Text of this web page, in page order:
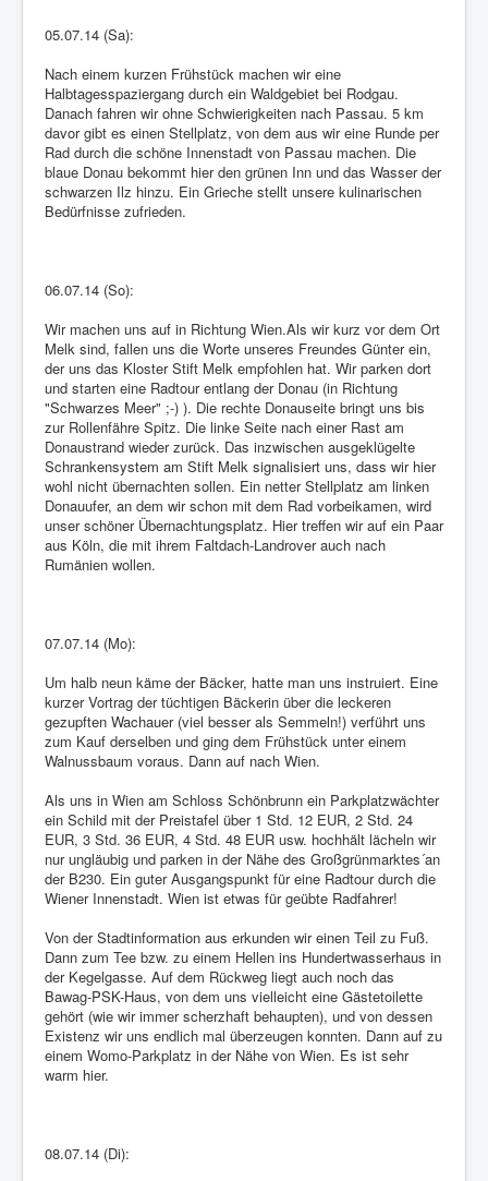
05.07.14 (Sa):
Nach einem kurzen Frühstück machen wir eine
Halbtagesspaziergang durch ein Waldgebiet bei Rodgau.
Danach fahren wir ohne Schwierigkeiten nach Passau. 5 km
davor gibt es einen Stellplatz, von dem aus wir eine Runde per
Rad durch die schöne Innenstadt von Passau machen. Die
blaue Donau bekommt hier den grünen Inn und das Wasser der
schwarzen Ilz hinzu. Ein Grieche stellt unsere kulinarischen
Bedürfnisse zufrieden.
06.07.14 (So):
Wir machen uns auf in Richtung Wien.Als wir kurz vor dem Ort
Melk sind, fallen uns die Worte unseres Freundes Günter ein,
der uns das Kloster Stift Melk empfohlen hat. Wir parken dort
und starten eine Radtour entlang der Donau (in Richtung
"Schwarzes Meer" ;-) ). Die rechte Donauseite bringt uns bis
zur Rollenfähre Spitz. Die linke Seite nach einer Rast am
Donaustrand wieder zurück. Das inzwischen ausgeklügelte
Schrankensystem am Stift Melk signalisiert uns, dass wir hier
wohl nicht übernachten sollen. Ein netter Stellplatz am linken
Donauufer, an dem wir schon mit dem Rad vorbeikamen, wird
unser schöner Übernachtungsplatz. Hier treffen wir auf ein Paar
aus Köln, die mit ihrem Faltdach-Landrover auch nach
Rumänien wollen.
07.07.14 (Mo):
Um halb neun käme der Bäcker, hatte man uns instruiert. Eine
kurzer Vortrag der tüchtigen Bäckerin über die leckeren
gezupften Wachauer (viel besser als Semmeln!) verführt uns
zum Kauf derselben und ging dem Frühstück unter einem
Walnussbaum voraus. Dann auf nach Wien.
Als uns in Wien am Schloss Schönbrunn ein Parkplatzwächter
ein Schild mit der Preistafel über 1 Std. 12 EUR, 2 Std. 24
EUR, 3 Std. 36 EUR, 4 Std. 48 EUR usw. hochhält lächeln wir
nur ungläubig und parken in der Nähe des Großgrünmarktes´an
der B230. Ein guter Ausgangspunkt für eine Radtour durch die
Wiener Innenstadt. Wien ist etwas für geübte Radfahrer!
Von der Stadtinformation aus erkunden wir einen Teil zu Fuß.
Dann zum Tee bzw. zu einem Hellen ins Hundertwasserhaus in
der Kegelgasse. Auf dem Rückweg liegt auch noch das
Bawag-PSK-Haus, von dem uns vielleicht eine Gästetoilette
gehört (wie wir immer scherzhaft behaupten), und von dessen
Existenz wir uns endlich mal überzeugen konnten. Dann auf zu
einem Womo-Parkplatz in der Nähe von Wien. Es ist sehr
warm hier.
08.07.14 (Di):